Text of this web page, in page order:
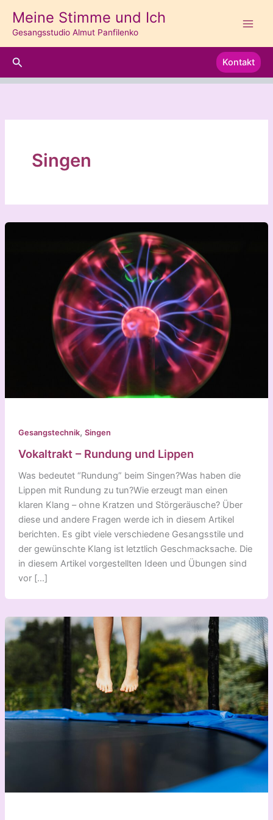
Inhalt
springen
Meine Stimme und Ich
Gesangsstudio Almut Panfilenko
Suchen Kontakt
Singen
Gesangstechnik, Singen
Vokaltrakt – Rundung und Lippen
Was bedeutet “Rundung” beim Singen?Was haben die
Lippen mit Rundung zu tun?Wie erzeugt man einen
klaren Klang – ohne Kratzen und Störgeräusche? Über
diese und andere Fragen werde ich in diesem Artikel
berichten. Es gibt viele verschiedene Gesangsstile und
der gewünschte Klang ist letztlich Geschmacksache. Die
in diesem Artikel vorgestellten Ideen und Übungen sind
vor […]